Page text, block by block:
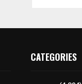
CATEGORIES